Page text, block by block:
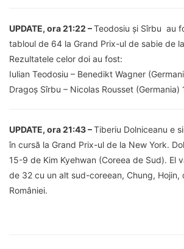
UPDATE, ora 21:22 –Teodosiu și Sîrbu au
tabloul de 64 la Grand Prix-ul de sabie de
Rezultatele celor doi au fost:
Iulian Teodosiu – Benedikt Wagner
Dragoș Sîrbu – Nicolas Rousset (Germania)
UPDATE, ora 21:43 –Tiberiu Dolniceanu e
în cursă la Grand Prix-ul de la New York.
15-9 de Kim Kyehwan (Coreea de Sud). El
de 32 cu un alt sud-coreean, Chung, Hojin,
României.